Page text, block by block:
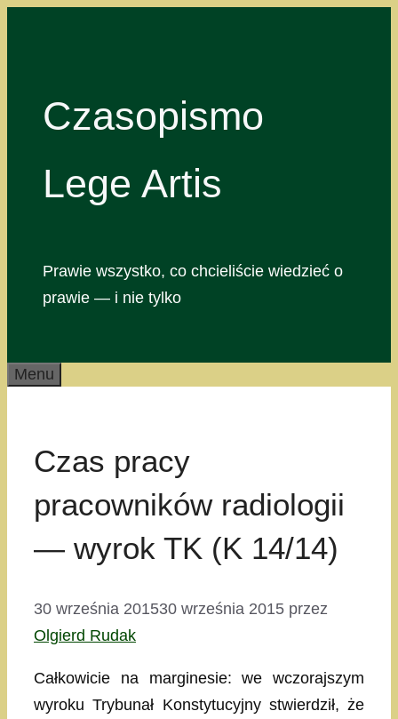
Czasopismo
Lege Artis
Prawie wszystko, co chcieliście wiedzieć o
prawie — i nie tylko
Menu
Czas pracy
pracowników radiologii
— wyrok TK (K 14/14)
30 września 201530 września 2015 przez
Olgierd Rudak
Całkowicie na marginesie: we wczorajszym
wyroku Trybunał Konstytucyjny stwierdził, że